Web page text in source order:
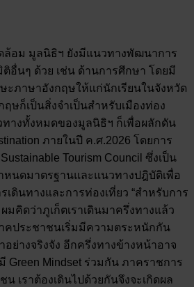
ล้อม มูลนิธิฯ ยังมีแนวทางพัฒนาการ
ติอื่นๆ ด้วย เช่น ด้านการศึกษา โดยมี
ะภาษาอังกฤษให้แก่นักเรียนในจังหวัด
ษก็เป็นสิ่งจำเป็นสำหรับเมืองท่อง
ทางทั้งหมดของมูลนิธิฯ ก็เพื่อผลักดัน
ภายในปี ค.ศ.2026 โดยการ
Tourism Council ซึ่งเป็น
นดมาตรฐานและแนวทางปฎิบัติเพื่อ
ดินทางและการท่องเที่ยว “สำหรับการ
ผมคิดว่าภูเก็ตเราเดินมาครึ่งทางแล้ว
คประชาชนเริ่มมีความตระหนักกัน
ย่างจริงจัง อีกครึ่งทางข้างหน้าอาจ
มี Green Mindset ร่วมกัน ภาคราชการ
เราต้องเดินไปด้วยกันจึงจะเกิดผล